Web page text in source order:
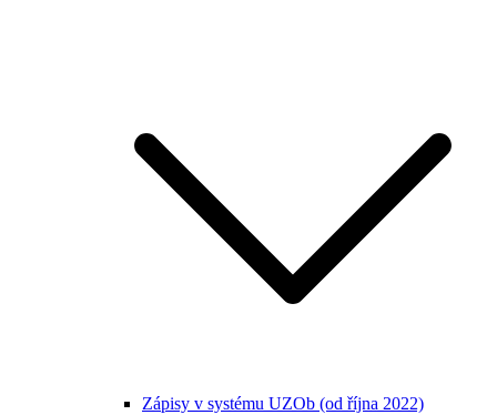
Zápisy v systému UZOb (od října 2022)